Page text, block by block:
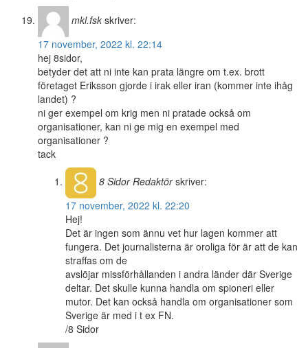
mkl.fsk skriver:
17 november, 2022 kl. 22:14
hej 8sidor,
betyder det att ni inte kan prata längre om t.ex. brott
företaget Eriksson gjorde i irak eller iran (kommer inte ihåg
landet) ?
ni ger exempel om krig men ni pratade också om
organisationer, kan ni ge mig en exempel med
organisationer ?
tack
8 Sidor Redaktör skriver:
17 november, 2022 kl. 22:20
Hej!
Det är ingen som ännu vet hur lagen kommer att
fungera. Det journalisterna är oroliga för är att de kan
straffas om de
avslöjar missförhållanden i andra länder där Sverige
deltar. Det skulle kunna handla om spioneri eller
mutor. Det kan också handla om organisationer som
Sverige är med i t ex FN.
/8 Sidor